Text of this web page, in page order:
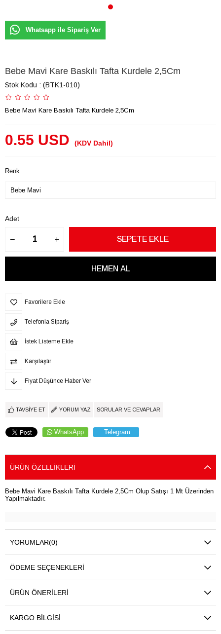
Whatsapp ile Sipariş Ver
Bebe Mavi Kare Baskılı Tafta Kurdele 2,5Cm
Stok Kodu (BTK1-010)
Bebe Mavi Kare Baskılı Tafta Kurdele 2,5Cm
0.55 USD (KDV Dahil)
Renk
Adet
Favorilere Ekle
Telefonla Sipariş
İstek Listeme Ekle
Karşılaştır
Fiyat Düşünce Haber Ver
TAVSIYE ET YORUM YAZ SORULAR VE CEVAPLAR
WhatsApp Telegram
ÜRÜN ÖZELLIKLERI
Bebe Mavi Kare Baskılı Tafta Kurdele 2,5Cm Olup Satışı 1 Mt Üzerinden
Yapılmaktadır.
YORUMLAR(0)
ÖDEME SEÇENEKLERI
ÜRÜN ÖNERILERI
KARGO BILGISI